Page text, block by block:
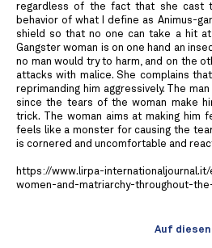
regardless of the fact that she cast
behavior of what I define as Animus-
shield so that no one can take a hit at
Gangster woman is on one hand an
no man would try to harm, and on the
attacks with malice. She complains
reprimanding him aggressively. The
since the tears of the woman make
trick. The woman aims at making him
feels like a monster for causing the
is cornered and uncomfortable and
https://www.lirpa-
women-and-matriarchy-throughout-
Auf